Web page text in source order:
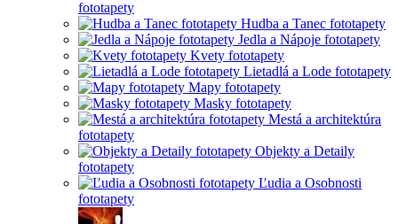
fototapety
Hudba a Tanec fototapety
Jedla a Nápoje fototapety
Kvety fototapety
Lietadlá a Lode fototapety
Mapy fototapety
Masky fototapety
Mestá a architektúra
fototapety
Objekty a Detaily
fototapety
Ľudia a Osobnosti
fototapety